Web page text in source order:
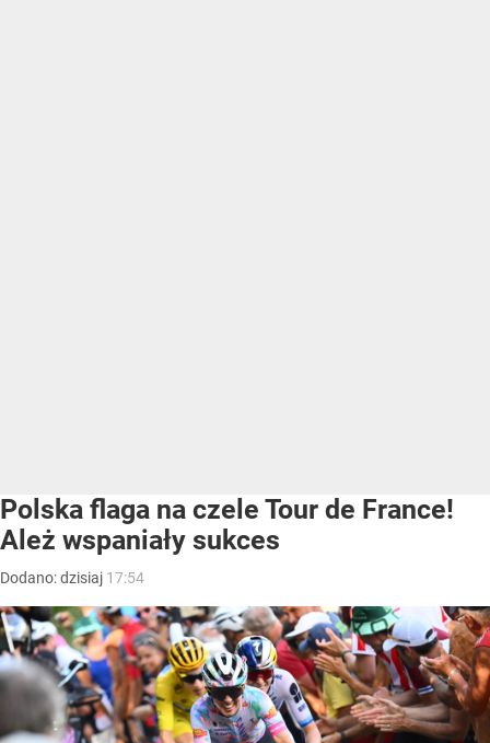
Polska flaga na czele Tour de France!
Ależ wspaniały sukces
Dodano:dzisiaj 17:54